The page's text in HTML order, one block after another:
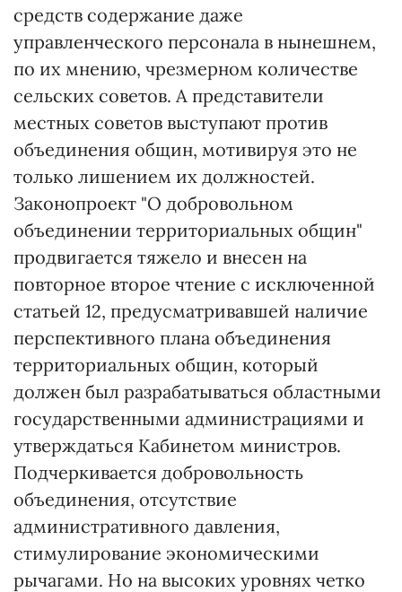
средств содержание даже
управленческого персонала в нынешнем,
по их мнению, чрезмерном количестве
сельских советов. А представители
местных советов выступают против
объединения общин, мотивируя это не
только лишением их должностей.
Законопроект "О добровольном
объединении территориальных общин"
продвигается тяжело и внесен на
повторное второе чтение с исключенной
статьей 12, предусматривавшей наличие
перспективного плана объединения
территориальных общин, который
должен был разрабатываться областными
государственными администрациями и
утверждаться Кабинетом министров.
Подчеркивается добровольность
объединения, отсутствие
административного давления,
стимулирование экономическими
рычагами. Но на высоких уровнях четко